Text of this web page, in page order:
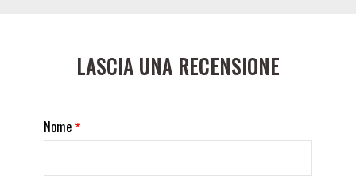
LASCIA UNA RECENSIONE
Nome